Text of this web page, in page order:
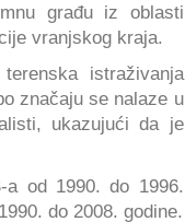
građu iz oblasti
vranjskog kraja.
istraživanja
značaju se nalaze u
ukazujući da je
a od 1990. do 1996.
do 2008. godine.